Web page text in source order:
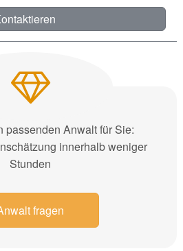
passenden Anwalt für Sie:
innerhalb weniger
Stunden
fragen